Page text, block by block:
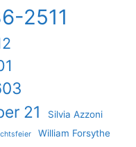
2511
21 Silvia Azzoni
William Forsythe